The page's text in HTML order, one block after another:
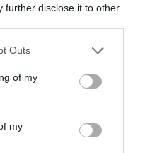
further disclose it to other
Outs
of my
my
al vender por760
de última hora
todos sus futbolistas
en las